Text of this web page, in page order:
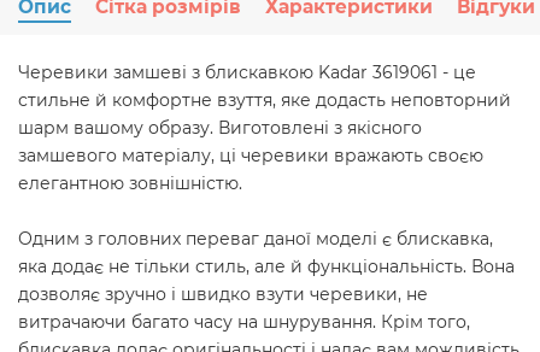
Опис Сітка розмірів Характеристики Відгуки
Черевики замшеві з блискавкою Kadar 3619061 - це
стильне й комфортне взуття, яке додасть неповторний
шарм вашому образу. Виготовлені з якісного
замшевого матеріалу, ці черевики вражають своєю
елегантною зовнішністю.
Одним з головних переваг даної моделі є блискавка,
яка додає не тільки стиль, але й функціональність. Вона
дозволяє зручно і швидко взути черевики, не
витрачаючи багато часу на шнурування. Крім того,